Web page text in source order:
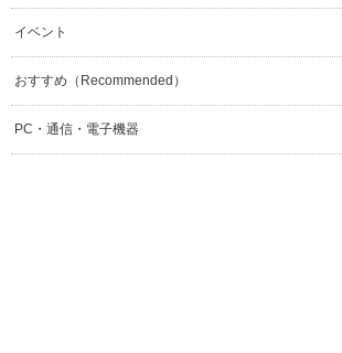
イベント
おすすめ（Recommended）
PC・通信・電子機器